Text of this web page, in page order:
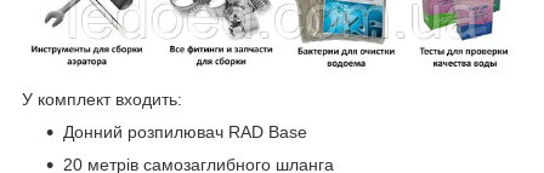
У комплект входить:
Донний розпилювач RAD Base
20 метрів самозаглибного шланга